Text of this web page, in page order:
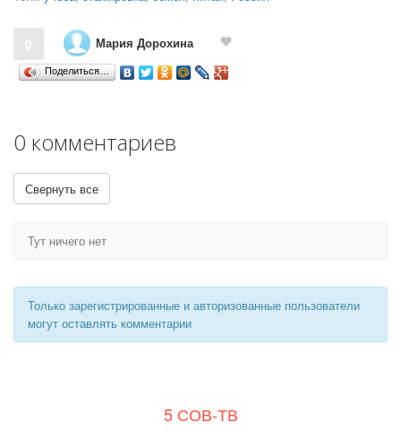
0 Мария Дорохина
Поделиться…
0 комментариев
Свернуть все
Тут ничего нет
Только зарегистрированные и авторизованные пользователи
могут оставлять комментарии
5 СОВ-ТВ